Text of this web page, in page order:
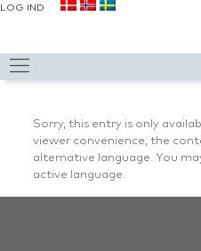
LOG IND
Sorry, this entry is only
viewer convenience, the
alternative language. You
active language.